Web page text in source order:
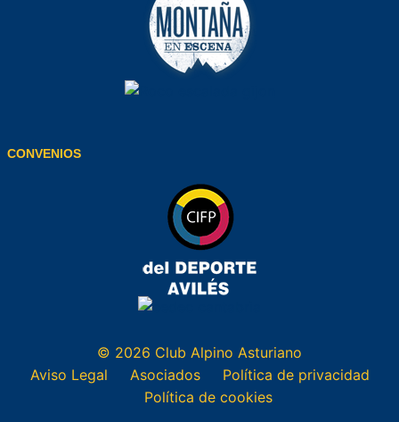
CONVENIOS
© 2026 Club Alpino Asturiano
Aviso Legal
Asociados
Política de privacidad
Política de cookies